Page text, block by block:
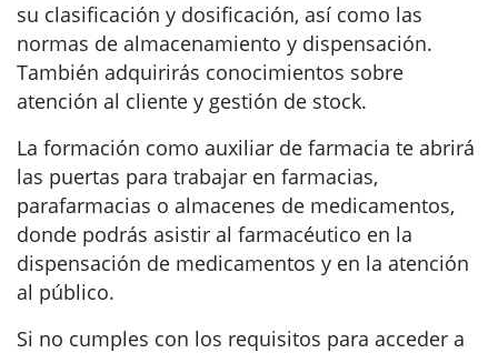
su clasificación y dosificación, así como las
normas de almacenamiento y dispensación.
También adquirirás conocimientos sobre
atención al cliente y gestión de stock.
La formación como auxiliar de farmacia te abrirá
las puertas para trabajar en farmacias,
parafarmacias o almacenes de medicamentos,
donde podrás asistir al farmacéutico en la
dispensación de medicamentos y en la atención
al público.
Si no cumples con los requisitos para acceder a